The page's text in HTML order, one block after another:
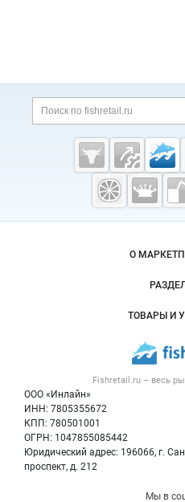
Дополнительная
Cсылки на
рыба,
Важные разделы и
Fishretail.ru – весь
ООО «Инлайн»
ИНН: 7805355672
КПП: 780501001
ОГРН: 1047855085442
Юридический адрес: 196066, г.
проспект, д. 212
Навигация по сайту
О
Новости
Контактная
Политика обработки
ТОВАРЫ И
Мы в